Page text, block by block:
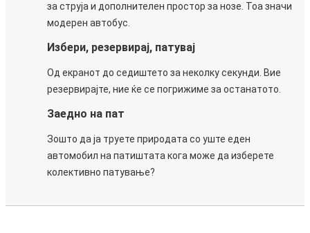
за струја и дополнителен простор за нозе. Тоа значи
модерен автобус.
Избери, резервирај, патувај
Од екранот до седиштето за неколку секунди. Вие
резервирајте, ние ќе се погрижиме за останатото.
Заедно на пат
Зошто да ја труете природата со уште еден
автомобил на патиштата кога може да изберете
колективно патување?